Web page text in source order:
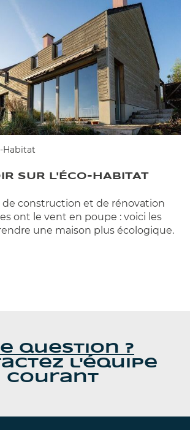
Habitat
SUR L'ÉCO-HABITAT
de construction et de rénovation
ont le vent en poupe : voici les
une maison plus écologique.
question ?
l'équipe
Courant